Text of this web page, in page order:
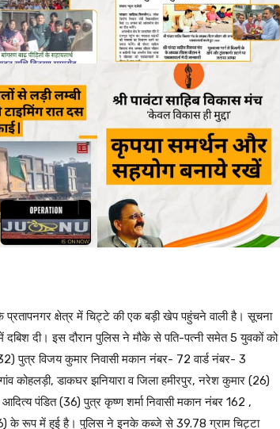
प्रतापनगर क्षेत्र में चिट्टे की एक बड़ी खेप पहुंचने वाली है। सूचना
दी। इस दौरान पुलिस ने मौके से पति-पत्नी समेत 5 युवकों को
पुत्र विजय कुमार निवासी मकान नंबर- 72 वार्ड नंबर- 3
कोहलड़ी, डाकघर झनियारा व जिला हमीरपुर, नरेश कुमार (26)
पंडित (36) पुत्र कृष्ण शर्मा निवासी मकान नंबर 162 ,
के रूप में हुई है। पुलिस ने इनके कब्जे से 39.78 ग्राम चिट्टा